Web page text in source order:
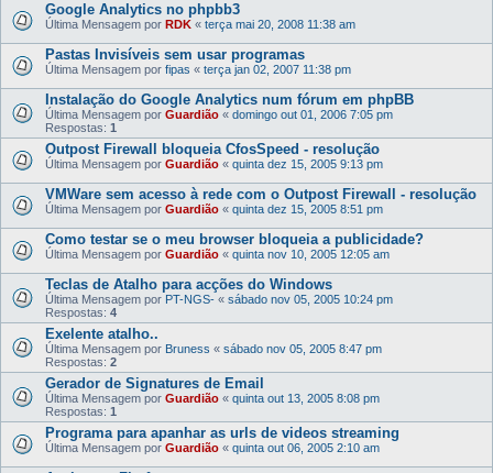
Google Analytics no phpbb3
Última Mensagem por RDK « terça mai 20, 2008 11:38 am
Pastas Invisíveis sem usar programas
Última Mensagem por fipas « terça jan 02, 2007 11:38 pm
Instalação do Google Analytics num fórum em phpBB
Última Mensagem por Guardião « domingo out 01, 2006 7:05 pm
Respostas: 1
Outpost Firewall bloqueia CfosSpeed - resolução
Última Mensagem por Guardião « quinta dez 15, 2005 9:13 pm
VMWare sem acesso à rede com o Outpost Firewall - resolução
Última Mensagem por Guardião « quinta dez 15, 2005 8:51 pm
Como testar se o meu browser bloqueia a publicidade?
Última Mensagem por Guardião « quinta nov 10, 2005 12:05 am
Teclas de Atalho para acções do Windows
Última Mensagem por PT-NGS- « sábado nov 05, 2005 10:24 pm
Respostas: 4
Exelente atalho..
Última Mensagem por Bruness « sábado nov 05, 2005 8:47 pm
Respostas: 2
Gerador de Signatures de Email
Última Mensagem por Guardião « quinta out 13, 2005 8:08 pm
Respostas: 1
Programa para apanhar as urls de videos streaming
Última Mensagem por Guardião « quinta out 06, 2005 2:10 am